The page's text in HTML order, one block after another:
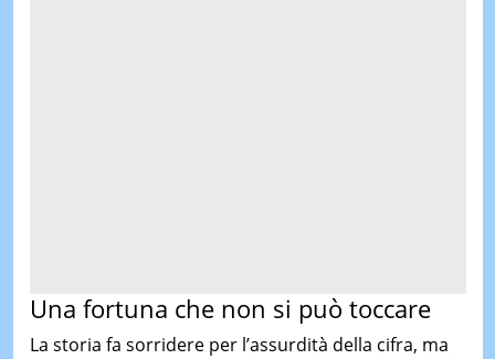
Una fortuna che non si può toccare
La storia fa sorridere per l’assurdità della cifra, ma